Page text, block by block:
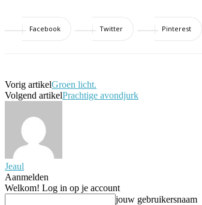
Facebook Twitter Pinterest
Vorig artikelGroen licht.
Volgend artikelPrachtige avondjurk
Jeaul
Aanmelden
Welkom! Log in op je account
jouw gebruikersnaam